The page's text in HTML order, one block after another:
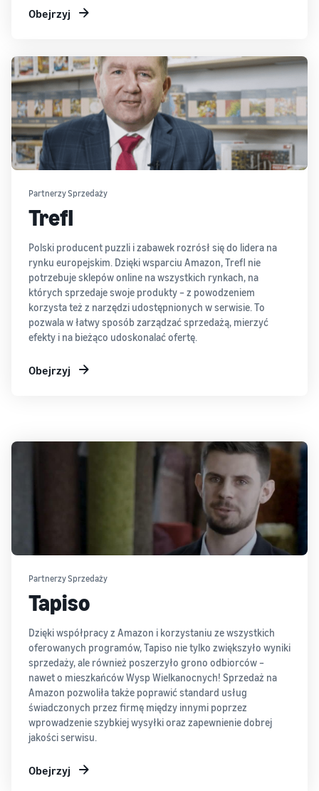
Obejrzyj
Partnerzy Sprzedaży
Trefl
Polski producent puzzli i zabawek rozrósł się do lidera na
rynku europejskim. Dzięki wsparciu Amazon, Trefl nie
potrzebuje sklepów online na wszystkich rynkach, na
których sprzedaje swoje produkty – z powodzeniem
korzysta też z narzędzi udostępnionych w serwisie. To
pozwala w łatwy sposób zarządzać sprzedażą, mierzyć
efekty i na bieżąco udoskonalać ofertę.
Obejrzyj
Partnerzy Sprzedaży
Tapiso
Dzięki współpracy z Amazon i korzystaniu ze wszystkich
oferowanych programów, Tapiso nie tylko zwiększyło wyniki
sprzedaży, ale również poszerzyło grono odbiorców –
nawet o mieszkańców Wysp Wielkanocnych! Sprzedaż na
Amazon pozwoliła także poprawić standard usług
świadczonych przez firmę między innymi poprzez
wprowadzenie szybkiej wysyłki oraz zapewnienie dobrej
jakości serwisu.
Obejrzyj